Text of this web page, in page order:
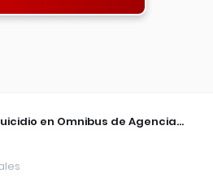
en Omnibus de Agencia